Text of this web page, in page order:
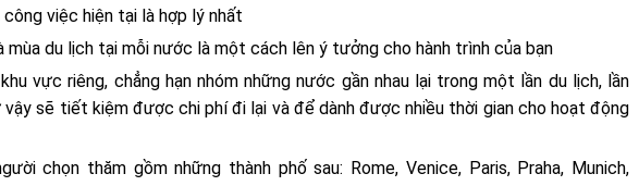
việc hiện tại là hợp lý nhất
mùa du lịch tại mỗi nước là một cách lên ý tưởng cho hành trình của bạn
vực riêng, chẳng hạn nhóm những nước gần nhau lại trong một lần du lịch, lần
sẽ tiết kiệm được chi phí đi lại và để dành được nhiều thời gian cho hoạt động
chọn thăm gồm những thành phố sau: Rome, Venice, Paris, Praha, Munich,